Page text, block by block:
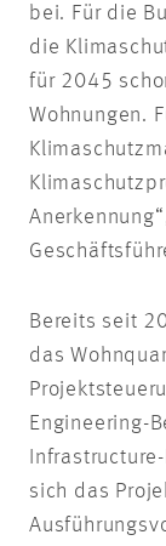
bei. Für die
die
für 2045
Wohnungen.
Bereits seit
das
Engineering-
sich das